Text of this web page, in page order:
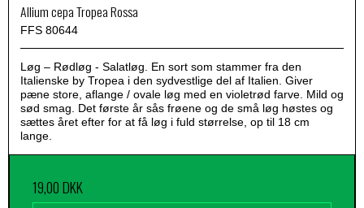
Allium cepa Tropea Rossa
FFS 80644
Løg – Rødløg - Salatløg. En sort som stammer fra den
Italienske by Tropea i den sydvestlige del af Italien. Giver
pæne store, aflange / ovale løg med en violetrød farve. Mild og
sød smag. Det første år sås frøene og de små løg høstes og
sættes året efter for at få løg i fuld størrelse, op til 18 cm
lange.
19,00 DKK